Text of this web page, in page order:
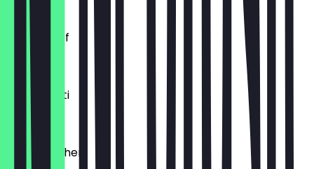
€ 1,80
Laugenzopf
€ 1,20
Dinkelkrusti
€ 1,10
Käsebrötchen